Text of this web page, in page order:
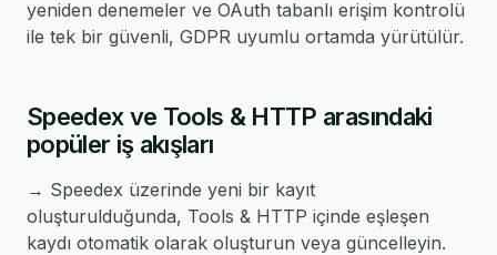
yeniden denemeler ve OAuth tabanlı erişim kontrolü
ile tek bir güvenli, GDPR uyumlu ortamda yürütülür.
Speedex ve Tools & HTTP arasındaki
popüler iş akışları
→ Speedex üzerinde yeni bir kayıt
oluşturulduğunda, Tools & HTTP içinde eşleşen
kaydı otomatik olarak oluşturun veya güncelleyin.